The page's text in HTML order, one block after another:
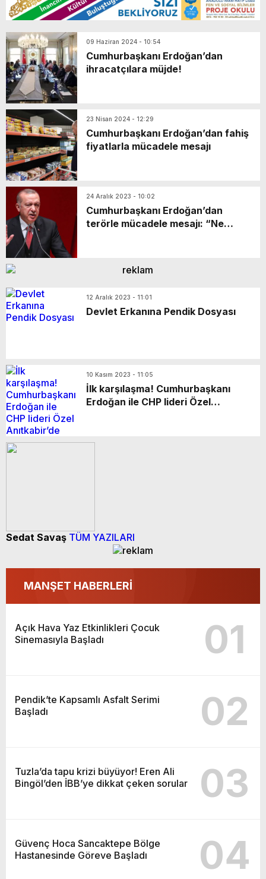
09 Haziran 2024 - 10:54
Cumhurbaşkanı Erdoğan’dan
ihracatçılara müjde!
23 Nisan 2024 - 12:29
Cumhurbaşkanı Erdoğan’dan fahiş
fiyatlarla mücadele mesajı
24 Aralık 2023 - 10:02
Cumhurbaşkanı Erdoğan’dan
terörle mücadele mesajı: “Ne
12 Aralık 2023 - 11:01
Devlet Erkanına Pendik Dosyası
10 Kasım 2023 - 11:05
İlk karşılaşma! Cumhurbaşkanı
Erdoğan ile CHP lideri Özel
Sedat Savaş TÜM YAZILARI
MANŞET HABERLERİ
Açık Hava Yaz Etkinlikleri Çocuk
Sinemasıyla Başladı
01
Pendik’te Kapsamlı Asfalt Serimi
Başladı
02
Tuzla’da tapu krizi büyüyor! Eren Ali
Bingöl’den İBB’ye dikkat çeken sorular
03
Güvenç Hoca Sancaktepe Bölge
Hastanesinde Göreve Başladı
04